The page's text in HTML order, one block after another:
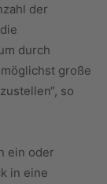
der
durch
große
so
ein oder
in eine